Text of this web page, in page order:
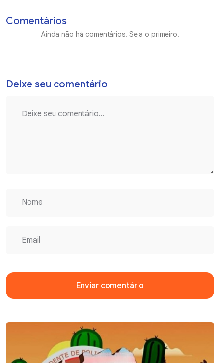
Comentários
Ainda não há comentários. Seja o primeiro!
Deixe seu comentário
Enviar comentário